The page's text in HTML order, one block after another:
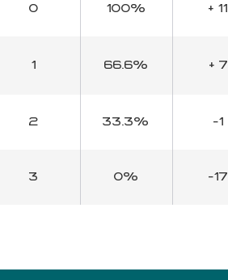
0 100% + 11
1 66.6% + 7
2 33.3% -1
3 0% -17